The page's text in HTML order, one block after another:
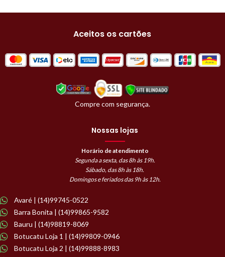
Aceitos os cartões
Compre com segurança.
Nossas lojas
Horário de atendimento
Segunda a sexta, das 8h às 19h.
Sábado, das 8h às 18h.
Domingos e feriados das 9h às 12h.
Avaré | (14)99745-0522
Barra Bonita | (14)99865-9582
Bauru | (14)98819-8069
Botucatu Loja 1 | (14)99809-0946
Botucatu Loja 2 | (14)99888-8983